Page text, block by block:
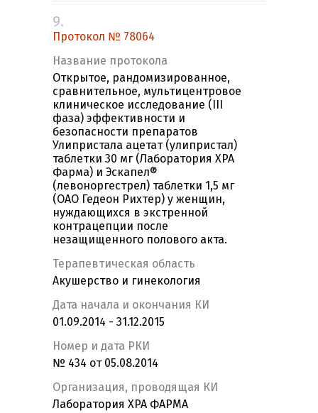
9.
Протокол № 78064
Название протокола
Открытое, рандомизированное,
сравнительное, мультицентровое
клиническое исследование (III
фаза) эффективности и
безопасности препаратов
Улипристала ацетат (улипристал)
таблетки 30 мг (Лаборатория ХРА
Фарма) и Эскапел®
(левоноргестрел) таблетки 1,5 мг
(ОАО Гедеон Рихтер) у женщин,
нуждающихся в экстренной
контрацепции после
незащищенного полового акта.
Терапевтическая область
Акушерство и гинекология
Дата начала и окончания КИ
01.09.2014 - 31.12.2015
Номер и дата РКИ
№ 434 от 05.08.2014
Организация, проводящая КИ
Лаборатория ХРА ФАРМА